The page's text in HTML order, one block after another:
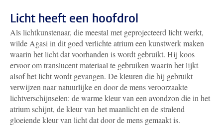
Licht heeft een hoofdrol
Als lichtkunstenaar, die meestal met geprojecteerd licht werkt,
wilde Agasi in dit goed verlichte atrium een kunstwerk maken
waarin het licht dat voorhanden is wordt gebruikt. Hij koos
ervoor om translucent materiaal te gebruiken waarin het lijkt
alsof het licht wordt gevangen. De kleuren die hij gebruikt
verwijzen naar natuurlijke en door de mens veroorzaakte
lichtverschijnselen: de warme kleur van een avondzon die in het
atrium schijnt, de kleur van het maanlicht en de stralend
gloeiende kleur van licht dat door de mens gemaakt is.